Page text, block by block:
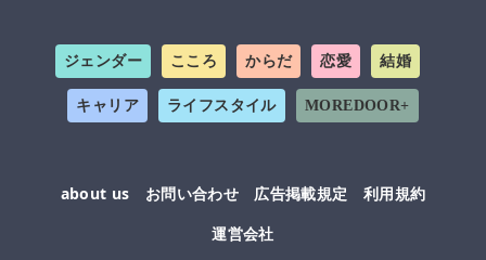
ジェンダー こころ からだ 恋愛 結婚
キャリア ライフスタイル MOREDOOR+
about us お問い合わせ 広告掲載規定
利用規約
運営会社